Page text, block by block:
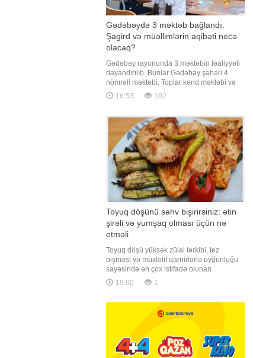
Gədəbəydə 3 məktəb bağlandı:
Şagird və müəllimlərin aqibəti necə
olacaq?
Gədəbəy rayonunda 3 məktəbin fəaliyyəti
dayandırılıb. Bunlar Gədəbəy şəhəri 4
nömrəli məktəbi, Toplar kənd məktəbi və
Günəşli kənd məktəbidir. Məlumata görə,
məktəblərin fəaliyyəti dayandırılarkən
aşağı olması göstərilib. Bəs bağlanan
məktəblərin şagirdləri təhsillərin
16:53 102
Toyuq döşünü səhv bişirirsiniz: ətin
şirəli və yumşaq olması üçün nə
etməli
Toyuq döşü yüksək zülal tərkibi, tez
bişməsi və müxtəlif qarnirlərlə uyğunluğu
sayəsində ən çox istifadə olunan
məhsullardan biridir. Ancaq bir çox insanın
qarşılaşdığı ümumi problem var -
bunun qarşısını almaq düşündüyünüzdə
19:00 1